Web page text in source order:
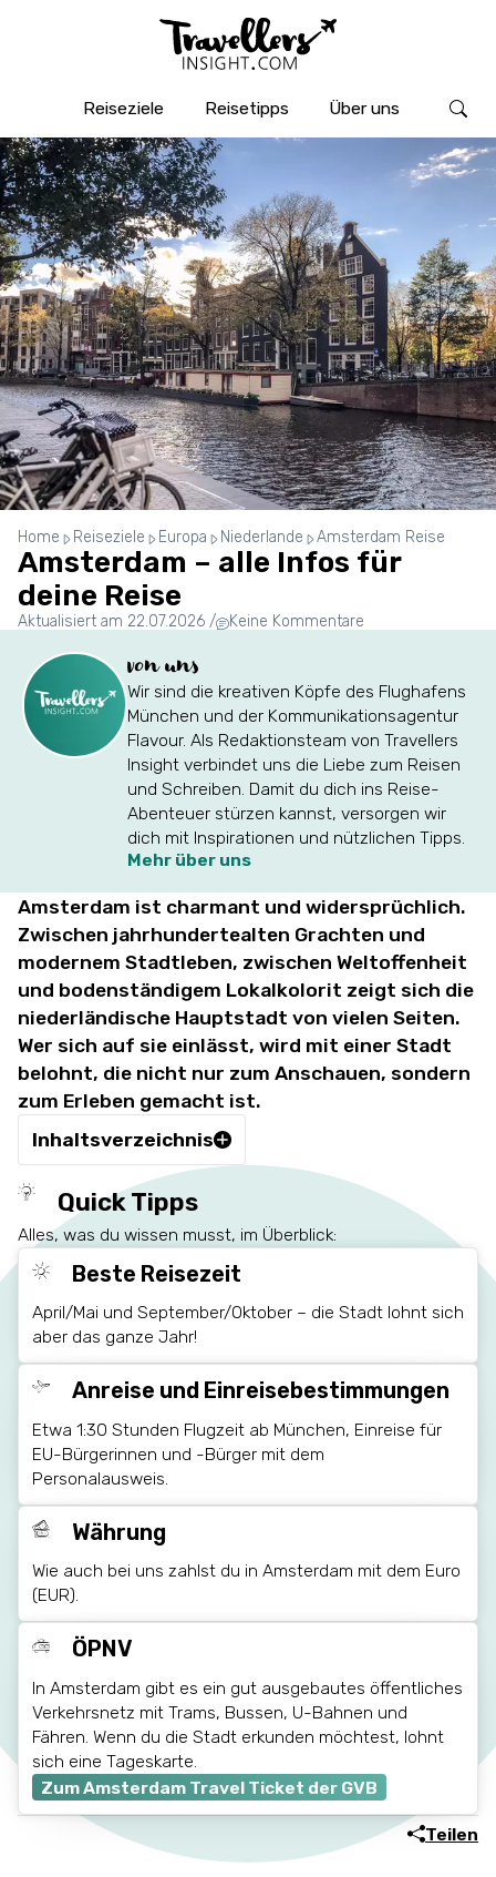
Reiseziele Reisetipps Über uns
Home Reiseziele Europa Niederlande Amsterdam Reise
Amsterdam – alle Infos für
deine Reise
Aktualisiert am 22.07.2026/ Keine Kommentare
von uns
Wir sind die kreativen Köpfe des Flughafens
München und der Kommunikationsagentur
Flavour. Als Redaktionsteam von Travellers
Insight verbindet uns die Liebe zum Reisen
und Schreiben. Damit du dich ins Reise-
Abenteuer stürzen kannst, versorgen wir
dich mit Inspirationen und nützlichen Tipps.
Mehr über uns
Amsterdam ist charmant und widersprüchlich.
Zwischen jahrhundertealten Grachten und
modernem Stadtleben, zwischen Weltoffenheit
und bodenständigem Lokalkolorit zeigt sich die
niederländische Hauptstadt von vielen Seiten.
Wer sich auf sie einlässt, wird mit einer Stadt
belohnt, die nicht nur zum Anschauen, sondern
zum Erleben gemacht ist.
Inhaltsverzeichnis
Quick Tipps
Alles, was du wissen musst, im Überblick:
Beste Reisezeit
April/Mai und September/Oktober – die Stadt lohnt sich
aber das ganze Jahr!
Anreise und Einreisebestimmungen
Etwa 1:30 Stunden Flugzeit ab München, Einreise für
EU-Bürgerinnen und -Bürger mit dem
Personalausweis.
Währung
Wie auch bei uns zahlst du in Amsterdam mit dem Euro
(EUR).
ÖPNV
In Amsterdam gibt es ein gut ausgebautes öffentliches
Verkehrsnetz mit Trams, Bussen, U-Bahnen und
Fähren. Wenn du die Stadt erkunden möchtest, lohnt
sich eine Tageskarte.
Zum Amsterdam Travel Ticket der GVB
Teilen